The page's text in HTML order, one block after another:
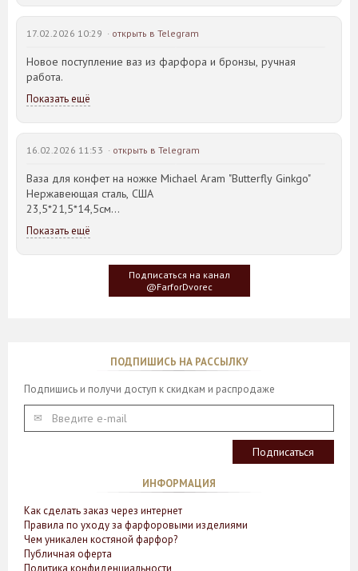
17.02.2026 10:29 · открыть в Telegram
Новое поступление ваз из фарфора и бронзы, ручная
работа.
Показать ещё
16.02.2026 11:53 · открыть в Telegram
Ваза для конфет на ножке Michael Aram "Butterfly Ginkgo"
Нержавеющая сталь, США
23,5*21,5*14,5см
Идея такого дизайна предметов сервировки стола пришла
создателю, когда он впервые увидел дерево Гинкго Билоба,
у которого растут двойные листья, напоминающие крылья
Показать ещё
Подписаться на канал
@FarforDvorec
ПОДПИШИСЬ НА РАССЫЛКУ
Подпишись и получи доступ к скидкам и распродаже
ИНФОРМАЦИЯ
Как сделать заказ через интернет
Правила по уходу за фарфоровыми изделиями
Чем уникален костяной фарфор?
Публичная оферта
Политика конфиденциальности